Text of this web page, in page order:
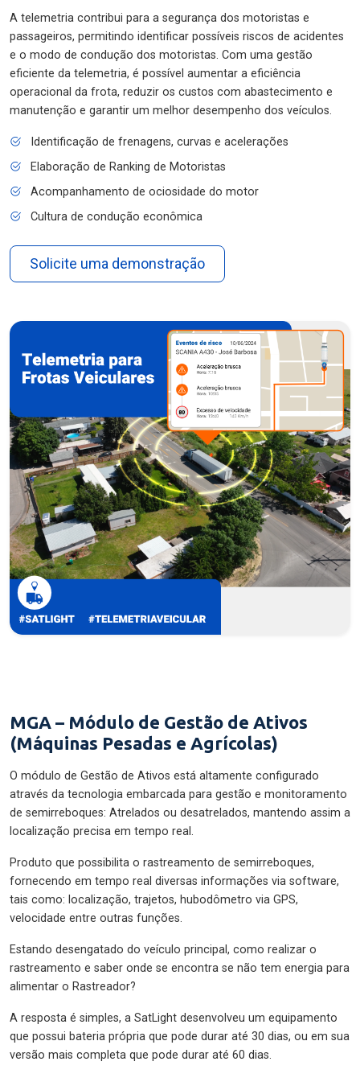
A telemetria contribui para a segurança dos motoristas e
passageiros, permitindo identificar possíveis riscos de acidentes
e o modo de condução dos motoristas. Com uma gestão
eficiente da telemetria, é possível aumentar a eficiência
operacional da frota, reduzir os custos com abastecimento e
manutenção e garantir um melhor desempenho dos veículos.
Identificação de frenagens, curvas e acelerações
Elaboração de Ranking de Motoristas
Acompanhamento de ociosidade do motor
Cultura de condução econômica
Solicite uma demonstração
MGA – Módulo de Gestão de Ativos
(Máquinas Pesadas e Agrícolas)
O módulo de Gestão de Ativos está altamente configurado
através da tecnologia embarcada para gestão e monitoramento
de semirreboques: Atrelados ou desatrelados, mantendo assim a
localização precisa em tempo real.
Produto que possibilita o rastreamento de semirreboques,
fornecendo em tempo real diversas informações via software,
tais como: localização, trajetos, hubodômetro via GPS,
velocidade entre outras funções.
Estando desengatado do veículo principal, como realizar o
rastreamento e saber onde se encontra se não tem energia para
alimentar o Rastreador?
A resposta é simples, a SatLight desenvolveu um equipamento
que possui bateria própria que pode durar até 30 dias, ou em sua
versão mais completa que pode durar até 60 dias.